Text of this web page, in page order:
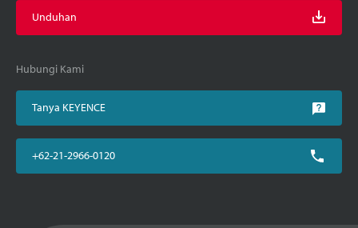
Unduhan
Hubungi Kami
Tanya KEYENCE
+62-21-2966-0120